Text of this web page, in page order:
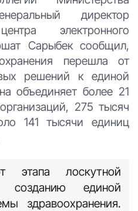
директор
электронного
Сарыбек сообщил,
перешла от
решений к единой
объединяет более 21
275 тысяч
141 тысячи единиц
лоскутной
созданию единой
здравоохранения.